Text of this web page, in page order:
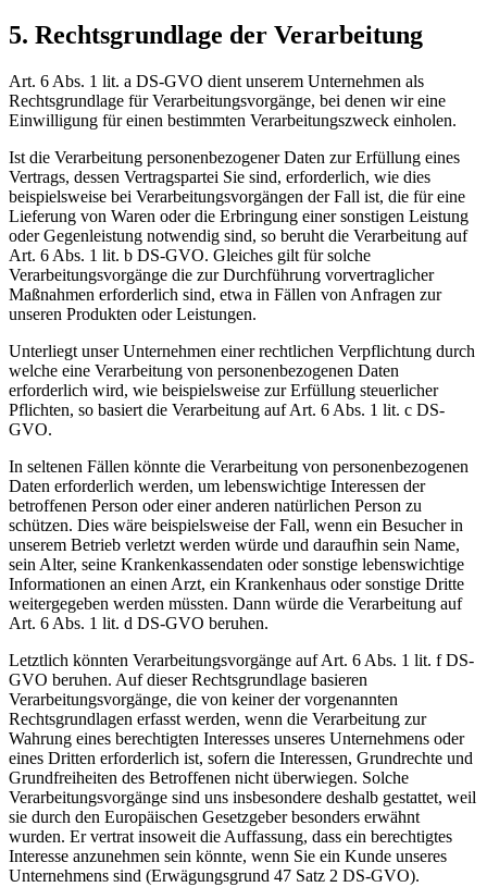
5. Rechtsgrundlage der Verarbeitung
Art. 6 Abs. 1 lit. a DS-GVO dient unserem Unternehmen als
Rechtsgrundlage für Verarbeitungsvorgänge, bei denen wir eine
Einwilligung für einen bestimmten Verarbeitungszweck einholen.
Ist die Verarbeitung personenbezogener Daten zur Erfüllung eines
Vertrags, dessen Vertragspartei Sie sind, erforderlich, wie dies
beispielsweise bei Verarbeitungsvorgängen der Fall ist, die für eine
Lieferung von Waren oder die Erbringung einer sonstigen Leistung
oder Gegenleistung notwendig sind, so beruht die Verarbeitung auf
Art. 6 Abs. 1 lit. b DS-GVO. Gleiches gilt für solche
Verarbeitungsvorgänge die zur Durchführung vorvertraglicher
Maßnahmen erforderlich sind, etwa in Fällen von Anfragen zur
unseren Produkten oder Leistungen.
Unterliegt unser Unternehmen einer rechtlichen Verpflichtung durch
welche eine Verarbeitung von personenbezogenen Daten
erforderlich wird, wie beispielsweise zur Erfüllung steuerlicher
Pflichten, so basiert die Verarbeitung auf Art. 6 Abs. 1 lit. c DS-
GVO.
In seltenen Fällen könnte die Verarbeitung von personenbezogenen
Daten erforderlich werden, um lebenswichtige Interessen der
betroffenen Person oder einer anderen natürlichen Person zu
schützen. Dies wäre beispielsweise der Fall, wenn ein Besucher in
unserem Betrieb verletzt werden würde und daraufhin sein Name,
sein Alter, seine Krankenkassendaten oder sonstige lebenswichtige
Informationen an einen Arzt, ein Krankenhaus oder sonstige Dritte
weitergegeben werden müssten. Dann würde die Verarbeitung auf
Art. 6 Abs. 1 lit. d DS-GVO beruhen.
Letztlich könnten Verarbeitungsvorgänge auf Art. 6 Abs. 1 lit. f DS-
GVO beruhen. Auf dieser Rechtsgrundlage basieren
Verarbeitungsvorgänge, die von keiner der vorgenannten
Rechtsgrundlagen erfasst werden, wenn die Verarbeitung zur
Wahrung eines berechtigten Interesses unseres Unternehmens oder
eines Dritten erforderlich ist, sofern die Interessen, Grundrechte und
Grundfreiheiten des Betroffenen nicht überwiegen. Solche
Verarbeitungsvorgänge sind uns insbesondere deshalb gestattet, weil
sie durch den Europäischen Gesetzgeber besonders erwähnt
wurden. Er vertrat insoweit die Auffassung, dass ein berechtigtes
Interesse anzunehmen sein könnte, wenn Sie ein Kunde unseres
Unternehmens sind (Erwägungsgrund 47 Satz 2 DS-GVO).